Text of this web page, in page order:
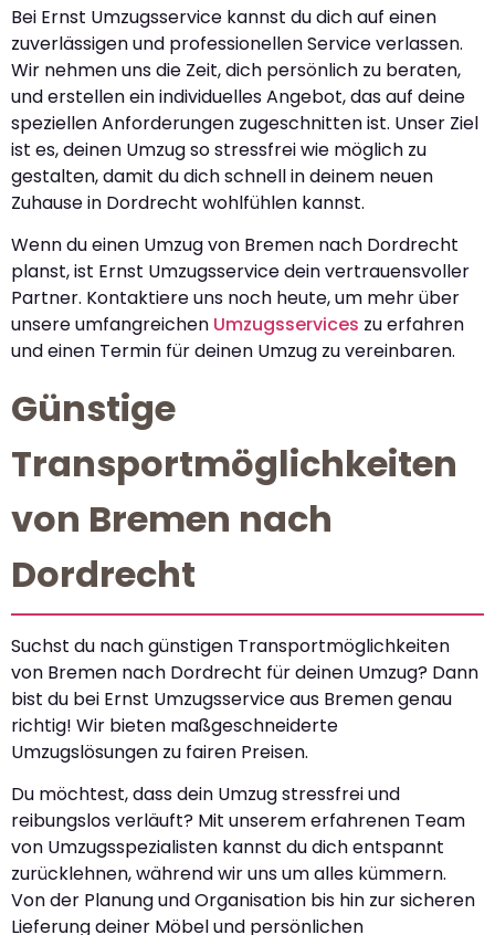
Bei Ernst Umzugsservice kannst du dich auf einen
zuverlässigen und professionellen Service verlassen.
Wir nehmen uns die Zeit, dich persönlich zu beraten,
und erstellen ein individuelles Angebot, das auf deine
speziellen Anforderungen zugeschnitten ist. Unser Ziel
ist es, deinen Umzug so stressfrei wie möglich zu
gestalten, damit du dich schnell in deinem neuen
Zuhause in Dordrecht wohlfühlen kannst.
Wenn du einen Umzug von Bremen nach Dordrecht
planst, ist Ernst Umzugsservice dein vertrauensvoller
Partner. Kontaktiere uns noch heute, um mehr über
unsere umfangreichen Umzugsservices zu erfahren
und einen Termin für deinen Umzug zu vereinbaren.
Günstige
Transportmöglichkeiten
von Bremen nach
Dordrecht
Suchst du nach günstigen Transportmöglichkeiten
von Bremen nach Dordrecht für deinen Umzug? Dann
bist du bei Ernst Umzugsservice aus Bremen genau
richtig! Wir bieten maßgeschneiderte
Umzugslösungen zu fairen Preisen.
Du möchtest, dass dein Umzug stressfrei und
reibungslos verläuft? Mit unserem erfahrenen Team
von Umzugsspezialisten kannst du dich entspannt
zurücklehnen, während wir uns um alles kümmern.
Von der Planung und Organisation bis hin zur sicheren
Lieferung deiner Möbel und persönlichen